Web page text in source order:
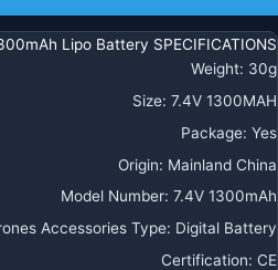
وحدات
قابلة
للشحن
طيار
S167
RC
Lipo Battery SPECIFICATIONS
Weight: 30g
Size: 7.4V 1300MAH
Package: Yes
Origin: Mainland China
Model Number: 7.4V 1300mAh
Accessories Type: Digital Battery
Certification: CE